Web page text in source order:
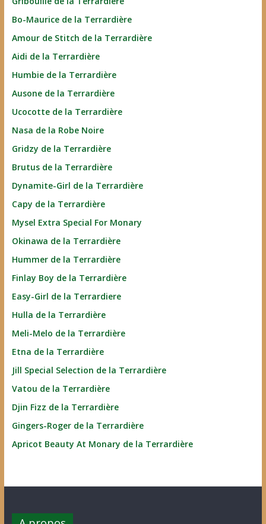
Bo-Maurice de la Terrardière
Amour de Stitch de la Terrardière
Aidi de la Terrardière
Humbie de la Terrardière
Ausone de la Terrardière
Ucocotte de la Terrardière
Nasa de la Robe Noire
Gridzy de la Terrardière
Brutus de la Terrardière
Dynamite-Girl de la Terrardière
Capy de la Terrardière
Mysel Extra Special For Monary
Okinawa de la Terrardière
Hummer de la Terrardière
Finlay Boy de la Terrardière
Easy-Girl de la Terrardiere
Hulla de la Terrardière
Meli-Melo de la Terrardière
Etna de la Terrardière
Jill Special Selection de la Terrardière
Vatou de la Terrardière
Djin Fizz de la Terrardière
Gingers-Roger de la Terrardière
Apricot Beauty At Monary de la Terrardière